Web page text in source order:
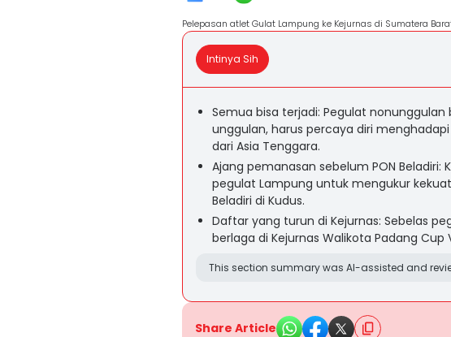
Pelepasan atlet Gulat Lampung ke Kejurnas di Sumatera
Intinya Sih
Semua bisa terjadi: Pegulat
unggulan, harus percaya diri
dari Asia Tenggara.
Ajang pemanasan sebelum PON
pegulat Lampung untuk mengukur
Beladiri di Kudus.
Daftar yang turun di Kejurnas: Sebelas
berlaga di Kejurnas Walikota Padang Cup
This section summary was AI-assisted and
Share Article